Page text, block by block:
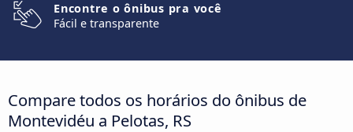
Encontre o ônibus pra você
Fácil e transparente
Compare todos os horários do ônibus de
Montevidéu a Pelotas, RS